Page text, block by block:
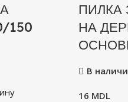
150
ПИЛКА
НА
В
16 MDL